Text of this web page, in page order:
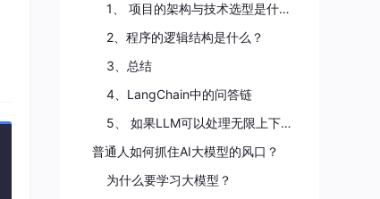
1、 项目的架构与技术选型是什么？
2、程序的逻辑结构是什么？
3、总结
4、LangChain中的问答链
5、 如果LLM可以处理无限上下文了，RAG还有意义吗？
普通人如何抓住AI大模型的风口？
为什么要学习大模型？